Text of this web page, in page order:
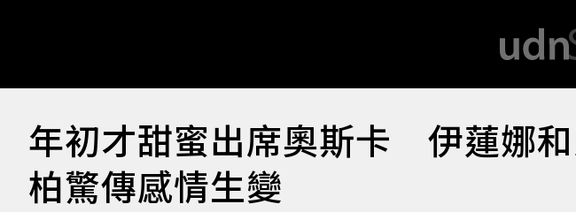
年初才甜蜜出席奧斯卡 伊蓮娜
柏驚傳感情生變